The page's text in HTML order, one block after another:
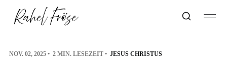
NOV. 02, 2025 2 MIN. LESEZEIT JESUS CHRISTUS